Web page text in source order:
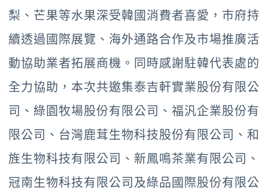
梨、芒果等水果深受韓國消費者喜愛，市府持
續透過國際展覽、海外通路合作及市場推廣活
動協助業者拓展商機。同時感謝駐韓代表處的
全力協助，本次共邀集泰吉軒實業股份有限公
司、綠園牧場股份有限公司、福汎企業股份有
限公司、台灣鹿茸生物科技股份有限公司、和
旌生物科技有限公司、新鳳鳴茶業有限公司、
冠南生物科技有限公司及綠品國際股份有限公